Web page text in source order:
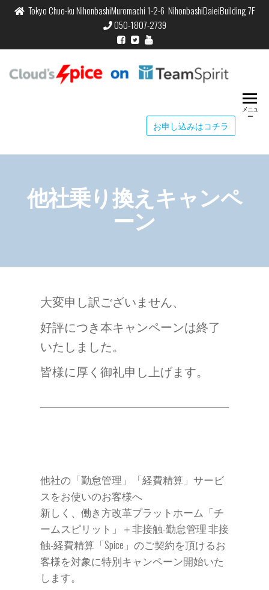
Tokyo Chuo-ku NihonbashiMuromachi 1-2-6 NihonbashiDaieiBuilding 7F
050-1807-2739
Time &
お申し込みはコチラ
メニュ
ー
他社乗り換えキャンペ
ーン
大変申し訳ございません、
好評につき本キャンペーンは終了
いたしました。
皆様に厚く御礼申し上げます。
他社の「勤怠管理」「経費精算」サービ
スをお使いのお客様へ
新しく、働き方改革プラットホーム「チ
ームスピリット」＋非接触-勤怠管理 非接
触-経費精算「Spice」のご契約を頂けるお
客様を対象に特別キャンペーン開始いた
します。